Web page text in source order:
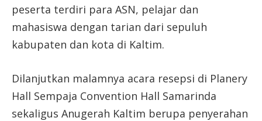
peserta terdiri para ASN, pelajar dan
mahasiswa dengan tarian dari sepuluh
kabupaten dan kota di Kaltim.
Dilanjutkan malamnya acara resepsi di Planery
Hall Sempaja Convention Hall Samarinda
sekaligus Anugerah Kaltim berupa penyerahan